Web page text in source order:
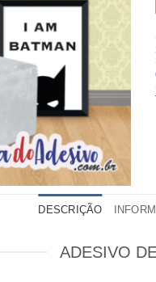
DESCRIÇÃO
ADESIVO